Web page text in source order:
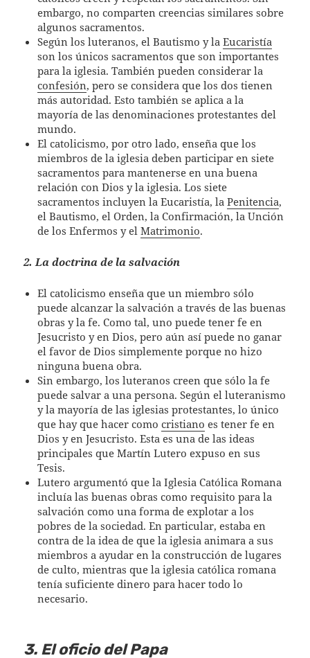
embargo, no comparten creencias similares sobre
algunos sacramentos.
Según los luteranos, el Bautismo y laEucaristía
son los únicos sacramentos que son importantes
para la iglesia. También pueden considerar la
confesión, pero se considera que los dos tienen
más autoridad. Esto también se aplica a la
mayoría de las denominaciones protestantes del
mundo.
El catolicismo, por otro lado, enseña que los
miembros de la iglesia deben participar en siete
sacramentos para mantenerse en una buena
relación con Dios y la iglesia. Los siete
sacramentos incluyen la Eucaristía, laPenitencia,
el Bautismo, el Orden, la Confirmación, la Unción
de los Enfermos y elMatrimonio.
2. La doctrina de la salvación
El catolicismo enseña que un miembro sólo
puede alcanzar la salvación a través de las buenas
obras y la fe. Como tal, uno puede tener fe en
Jesucristo y en Dios, pero aún así puede no ganar
el favor de Dios simplemente porque no hizo
ninguna buena obra.
Sin embargo, los luteranos creen que sólo la fe
puede salvar a una persona. Según el luteranismo
y la mayoría de las iglesias protestantes, lo único
que hay que hacer comocristiano es tener fe en
Dios y en Jesucristo. Esta es una de las ideas
principales que Martín Lutero expuso en sus
Tesis.
Lutero argumentó que la Iglesia Católica Romana
incluía las buenas obras como requisito para la
salvación como una forma de explotar a los
pobres de la sociedad. En particular, estaba en
contra de la idea de que la iglesia animara a sus
miembros a ayudar en la construcción de lugares
de culto, mientras que la iglesia católica romana
tenía suficiente dinero para hacer todo lo
necesario.
3. El oficio del Papa